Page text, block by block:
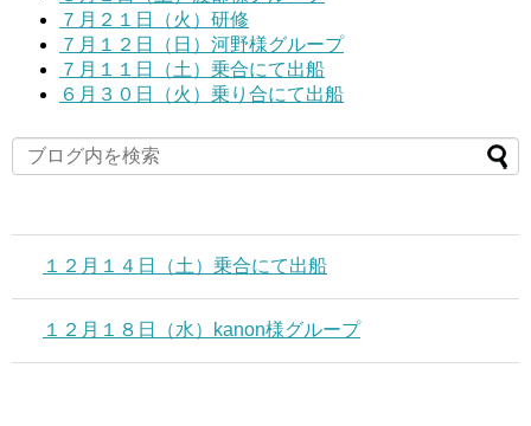
７月２１日（火）研修
７月１２日（日）河野様グループ
７月１１日（土）乗合にて出船
６月３０日（火）乗り合にて出船
１２月１４日（土）乗合にて出船
１２月１８日（水）kanon様グループ